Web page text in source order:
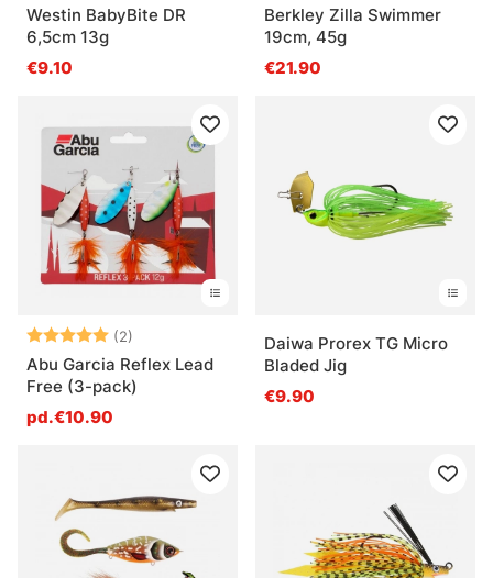
Westin BabyBite DR
6,5cm 13g
€9.10
Berkley Zilla Swimmer
19cm, 45g
€21.90
Note: (2)
Abu Garcia Reflex Lead
Free (3-pack)
pd.€10.90
Daiwa Prorex TG Micro
Bladed Jig
€9.90